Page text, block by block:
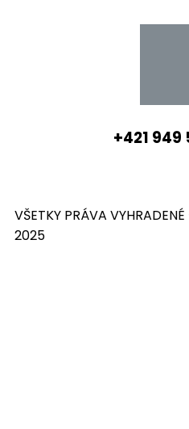
+421 949
VŠETKY PRÁVA
2025